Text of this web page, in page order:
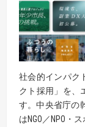
社会的インパク
クト採用」を、
す。中央省庁の
はNGO／NPO・